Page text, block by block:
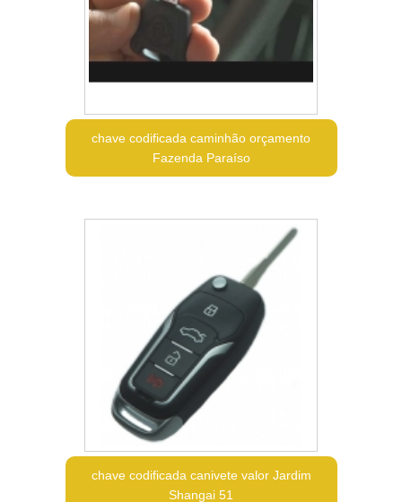
chave codificada caminhão orçamento
Fazenda Paraíso
chave codificada canivete valor Jardim
Shangai 51